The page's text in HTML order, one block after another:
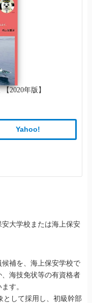
2020年版】
Yahoo!
大学校または海上保安
補を、海上保安学校で
海技免状等の有資格者
す。
として採用し、初級幹部